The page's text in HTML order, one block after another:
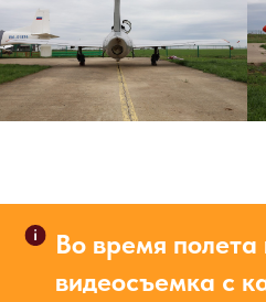
Во время
видеосъемка с
НАПИШИТЕ НАМ В